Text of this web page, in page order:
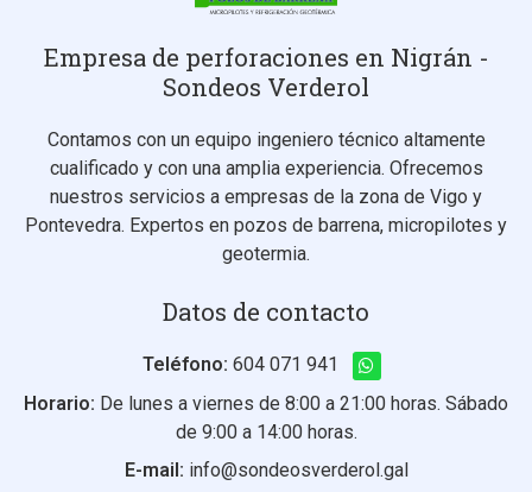
Empresa de perforaciones en Nigrán -
Sondeos Verderol
Contamos con un equipo ingeniero técnico altamente
cualificado y con una amplia experiencia. Ofrecemos
nuestros servicios a empresas de la zona de Vigo y
Pontevedra. Expertos en pozos de barrena, micropilotes y
geotermia.
Datos de contacto
Teléfono: 604 071 941
Horario: De lunes a viernes de 8:00 a 21:00 horas. Sábado
de 9:00 a 14:00 horas.
E-mail: info@sondeosverderol.gal